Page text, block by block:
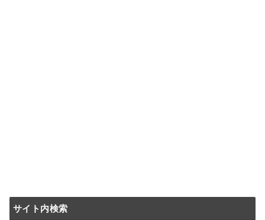
サイト内検索